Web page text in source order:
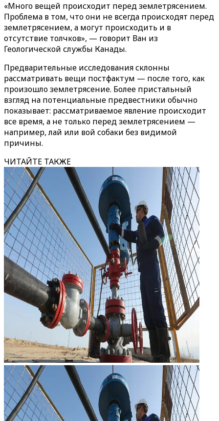
«Много вещей происходит перед землетрясением.
Проблема в том, что они не всегда происходят перед
землетрясением, а могут происходить и в
отсутствие толчков», — говорит Ван из
Геологической службы Канады.
Предварительные исследования склонны
рассматривать вещи постфактум — после того, как
произошло землетрясение. Более пристальный
взгляд на потенциальные предвестники обычно
показывает: рассматриваемое явление происходит
все время, а не только перед землетрясением —
например, лай или вой собаки без видимой
причины.
ЧИТАЙТЕ ТАКЖЕ